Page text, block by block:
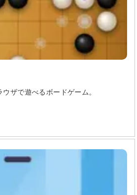
ザで遊べるボードゲーム。